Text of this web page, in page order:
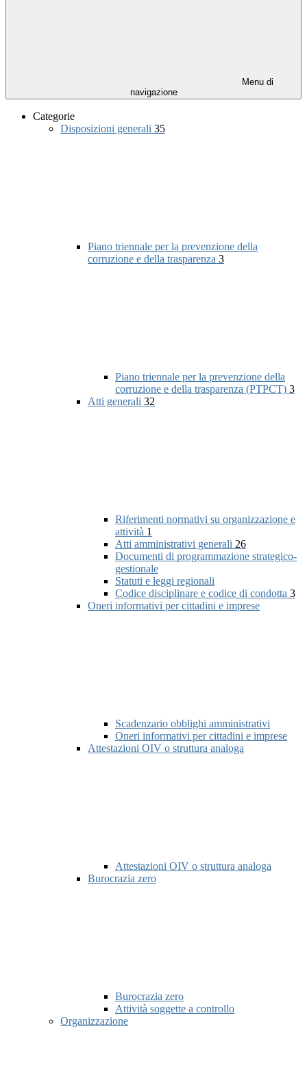
Menu di
navigazione
Categorie
Disposizioni generali 35
Piano triennale per la prevenzione della
corruzione e della trasparenza 3
Piano triennale per la prevenzione della
corruzione e della trasparenza (PTPCT) 3
Atti generali 32
Riferimenti normativi su organizzazione e
attività 1
Atti amministrativi generali 26
Documenti di programmazione strategico-
gestionale
Statuti e leggi regionali
Codice disciplinare e codice di condotta 3
Oneri informativi per cittadini e imprese
Scadenzario obblighi amministrativi
Oneri informativi per cittadini e imprese
Attestazioni OIV o struttura analoga
Attestazioni OIV o struttura analoga
Burocrazia zero
Burocrazia zero
Attività soggette a controllo
Organizzazione